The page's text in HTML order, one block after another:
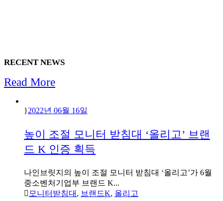
RECENT NEWS
Read More
2022년 06월 16일
높이 조절 모니터 받침대 ‘올리고’ 브랜
드 K 인증 획득
나인브릿지의 높이 조절 모니터 받침대 ‘올리고’가 6월
중소벤처기업부 브랜드 K...
모니터받침대 , 브랜드K, 올리고